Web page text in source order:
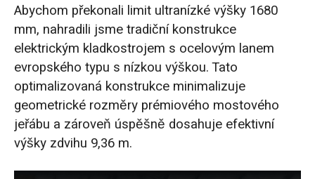
Abychom překonali limit ultranízké výšky 1680
mm, nahradili jsme tradiční konstrukce
elektrickým kladkostrojem s ocelovým lanem
evropského typu s nízkou výškou. Tato
optimalizovaná konstrukce minimalizuje
geometrické rozměry prémiového mostového
jeřábu a zároveň úspěšně dosahuje efektivní
výšky zdvihu 9,36 m.